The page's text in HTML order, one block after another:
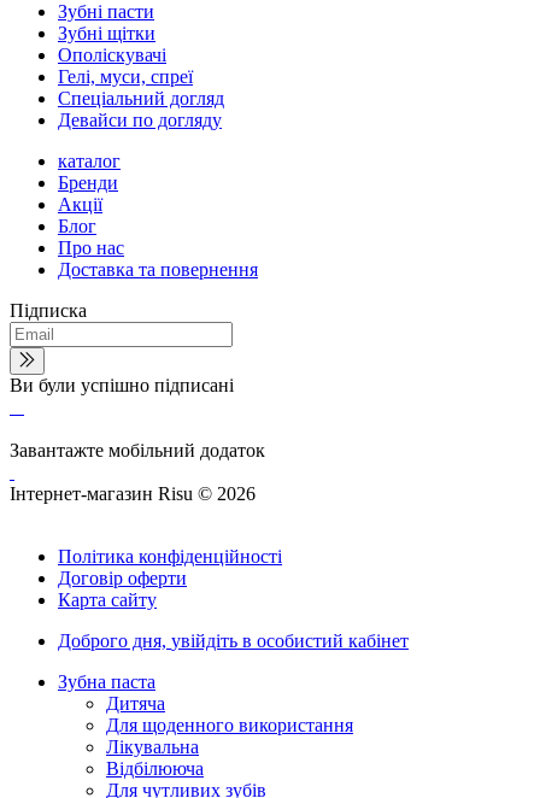
Зубні пасти
Зубні щітки
Ополіскувачі
Гелі, муси, спреї
Спеціальний догляд
Девайси по догляду
каталог
Бренди
Акції
Блог
Про нас
Доставка та повернення
Підписка
Ви були успішно підписані
Завантажте мобільний додаток
Інтернет-магазин Risu © 2026
Політика конфіденційності
Договір оферти
Карта сайту
Доброго дня, увійдіть в особистий кабінет
Зубна паста
Дитяча
Для щоденного використання
Лікувальна
Відбілююча
Для чутливих зубів